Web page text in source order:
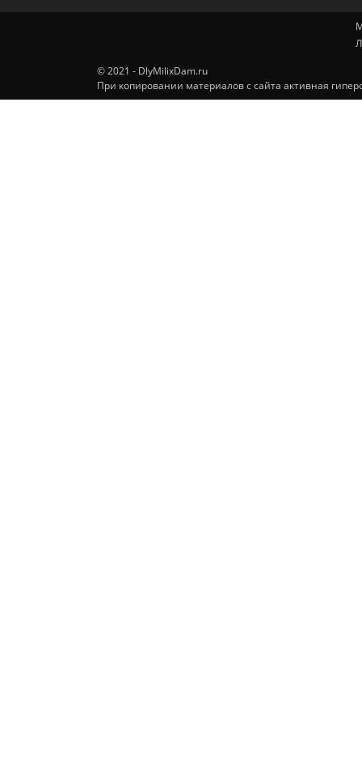
© 2021 - DlyMilixDam.ru
При копировании материалов с сайта активная